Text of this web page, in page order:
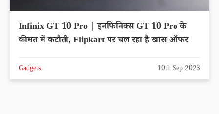
Infinix GT 10 Pro | इनफिनिक्स GT 10 Pro के
कीमत में कटौती, Flipkart पर चल रहा है खास ऑफर
Gadgets 10th Sep 2023